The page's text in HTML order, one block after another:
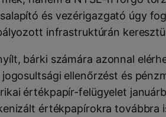
és vezérigazgató úgy
infrastruktúrán
bárki számára azonnal
ellenőrzést és
értékpapír-felügyelet
értékpapírokra továbbra